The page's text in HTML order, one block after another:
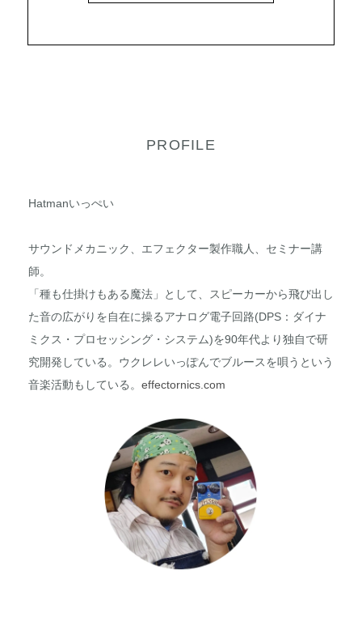
PROFILE
Hatmanいっぺい
サウンドメカニック、エフェクター製作職人、セミナー講
師。
「種も仕掛けもある魔法」として、スピーカーから飛び出し
た音の広がりを自在に操るアナログ電子回路(DPS：ダイナ
ミクス・プロセッシング・システム)を90年代より独自で研
究開発している。ウクレレいっぽんでブルースを唄うという
音楽活動もしている。 effectornics.com